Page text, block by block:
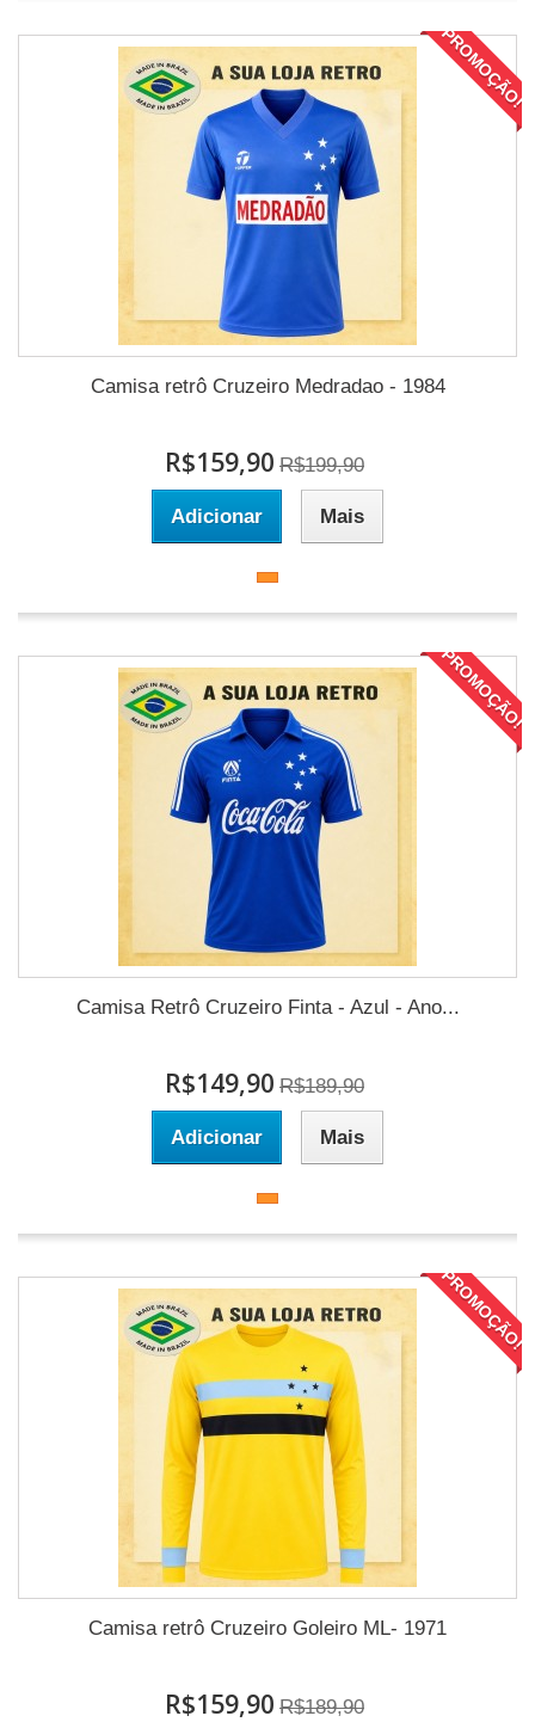
PROMOÇÃO!
Camisa retrô Cruzeiro Medradao - 1984
R$159,90 R$199,90
Adicionar Mais
PROMOÇÃO!
Camisa Retrô Cruzeiro Finta - Azul - Ano...
R$149,90 R$189,90
Adicionar Mais
PROMOÇÃO!
Camisa retrô Cruzeiro Goleiro ML- 1971
R$159,90 R$189,90